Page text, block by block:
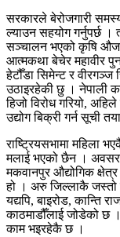
सरकारले बेरोजगारी
ल्याउन सहयोग गर्नुपर्छ
सञ्चालन भएको कृषि
आत्मकथा बेचेर महावीर
हेटौँडा सिमेन्ट र
उठाइरहेकी छु । नेपाली
हिजो विरोध गरियो,
उद्योग बिक्री गर्न सूची
राष्ट्रियसभामा महिला
मलाई भएको छैन ।
मकवानपुर औद्योगिक
हो । अरु जिल्लाकै
यद्यपि, बाइरोड,
काठमाडौँलाई जोडेको छ
काम भइरहेकै छ ।